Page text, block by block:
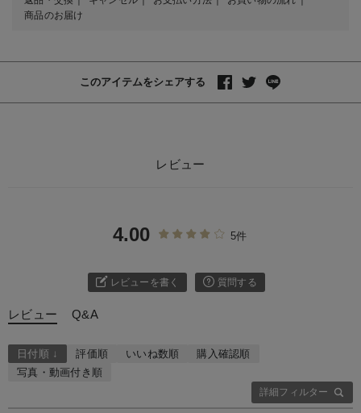
商品のお届け
このアイテムをシェアする
レビュー
4.00 5件
レビューを書く 質問する
レビュー Q&A
詳細フィルター
日付順 ↓ 評価順 いいね数順
購入確認順
写真・動画付き順